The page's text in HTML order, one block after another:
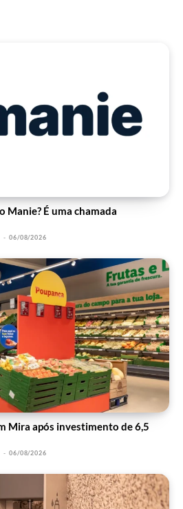
Manie? É uma chamada
- 06/08/2026
Mira após investimento de 6,5
- 06/08/2026